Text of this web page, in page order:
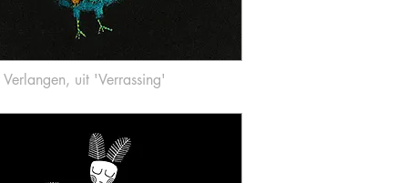
Verlangen, uit 'Verrassing'